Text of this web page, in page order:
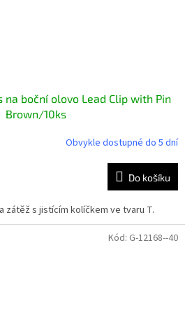
na boční olovo Lead Clip with Pin
Brown/10ks
Obvykle dostupné do 5 dní
Do košíku
zátěž s jistícím kolíčkem ve tvaru T.
Kód: G-12168--40